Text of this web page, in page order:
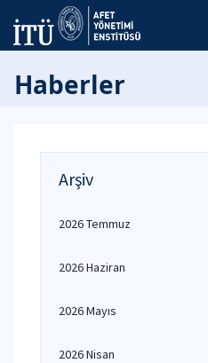
Haberler
Arşiv
2026 Temmuz
2026 Haziran
2026 Mayıs
2026 Nisan